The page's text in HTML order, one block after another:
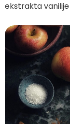
ekstrakta vanilije